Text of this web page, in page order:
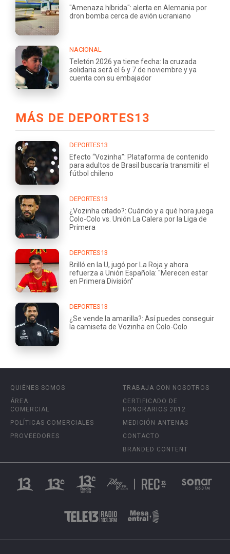
"Amenaza híbrida": alerta en Alemania por
dron bomba cerca de avión ucraniano
NACIONAL
Teletón 2026 ya tiene fecha: la cruzada
solidaria será el 6 y 7 de noviembre y ya
cuenta con su embajador
MÁS DE DEPORTES13
DEPORTES13
Efecto “Vozinha”: Plataforma de contenido
para adultos de Brasil buscaría transmitir el
fútbol chileno
DEPORTES13
¿Vozinha citado?: Cuándo y a qué hora juega
Colo-Colo vs. Unión La Calera por la Liga de
Primera
DEPORTES13
Brilló en la U, jugó por La Roja y ahora
refuerza a Unión Española: "Merecen estar
en Primera División"
DEPORTES13
¿Se vende la amarilla?: Así puedes conseguir
la camiseta de Vozinha en Colo-Colo
QUIÉNES SOMOS
ÁREA
COMERCIAL
POLÍTICAS COMERCIALES
PROVEEDORES
TRABAJA CON NOSOTROS
CERTIFICADO DE
HONORARIOS 2012
MEDICIÓN ANTENAS
CONTACTO
BRANDED CONTENT